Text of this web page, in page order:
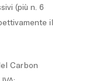
(più n. 6
il
Carbon